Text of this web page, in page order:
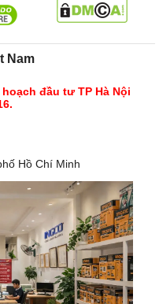
Nam
đầu tư TP Hà Nội
Hồ Chí Minh